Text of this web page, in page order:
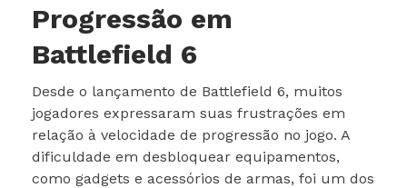
Progressão em
Battlefield 6
Desde o lançamento de Battlefield 6, muitos
jogadores expressaram suas frustrações em
relação à velocidade de progressão no jogo. A
dificuldade em desbloquear equipamentos,
como gadgets e acessórios de armas, foi um dos